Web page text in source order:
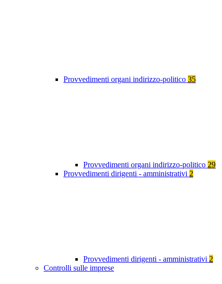
Provvedimenti organi indirizzo-politico 35
Provvedimenti organi indirizzo-politico 29
Provvedimenti dirigenti - amministrativi 2
Provvedimenti dirigenti - amministrativi 2
Controlli sulle imprese